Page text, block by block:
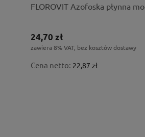
FLOROVIT Azofoska płynna
24,70 zł
zawiera 8% VAT, bez kosztów dostawy
Cena netto: 22,87 zł